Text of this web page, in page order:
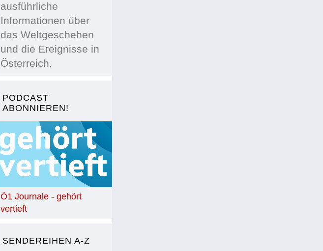
ausführliche
Informationen über
das Weltgeschehen
und die Ereignisse in
Österreich.
PODCAST
ABONNIEREN!
Ö1 Journale - gehört
vertieft
SENDEREIHEN A-Z